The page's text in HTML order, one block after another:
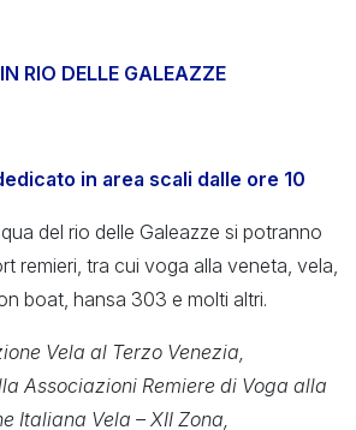
RIO DELLE GALEAZZE
in area scali dalle ore 10
del rio delle Galeazze si potranno
remieri, tra cui voga alla veneta, vela,
boat, hansa 303 e molti altri.
Vela al Terzo Venezia,
Associazioni Remiere di Voga alla
Italiana Vela – XII Zona,